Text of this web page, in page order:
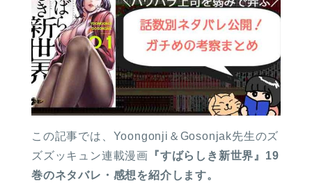
この記事では、Yoongonji＆Gosonjak先生のズ
ズズッキュン連載漫画 『すばらしき新世界』19
巻のネタバレ・感想を紹介します。